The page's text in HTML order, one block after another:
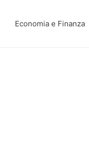
Economia e Finanza